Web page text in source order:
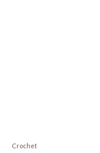
Crochet